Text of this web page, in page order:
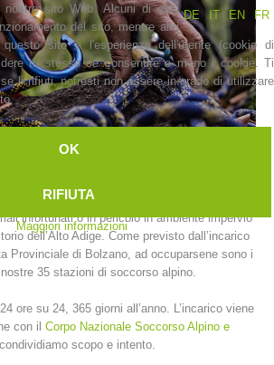
svolge un servizio di soccorso alpino volto ad
infortunati o in pericolo in ambiente impervio
dell’Alto Adige. Come previsto dall’incarico
Provinciale di Bolzano, ad occuparsene sono i
35 stazioni di soccorso alpino.
ore su 24, 365 giorni all’anno. L’incarico viene
con il Corpo Nazionale Soccorso Alpino e
scopo e intento.
DE
IT EN FR
sito Web. Alcuni di essi
del sito, mentre altri
sito e l'esperienza dell'utente (cookie di
tu stesso se consentire o meno i cookie. Ti
li rifiuti, potresti non essere in grado di utilizzare
OK
RIFIUTA
Maggiori informazioni